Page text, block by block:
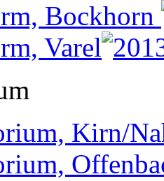
Bockhorn
Varel
Kirn/